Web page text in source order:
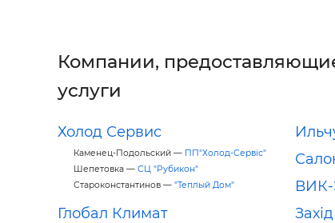
Компании,
услуги
Холод Сервис
Каменец-Подольский — ПП"Холод-Сервіс"
Шепетовка — СЦ "Рубикон"
Староконстантинов — "Теплый Дом"
Глобал Климат